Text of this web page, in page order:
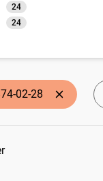
24
24
02-28